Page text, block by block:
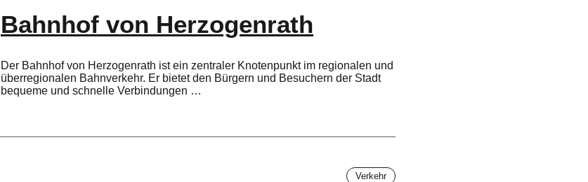
Bahnhof von Herzogenrath
Der Bahnhof von Herzogenrath ist ein zentraler Knotenpunkt im regionalen und
überregionalen Bahnverkehr. Er bietet den Bürgern und Besuchern der Stadt
bequeme und schnelle Verbindungen …
Verkehr